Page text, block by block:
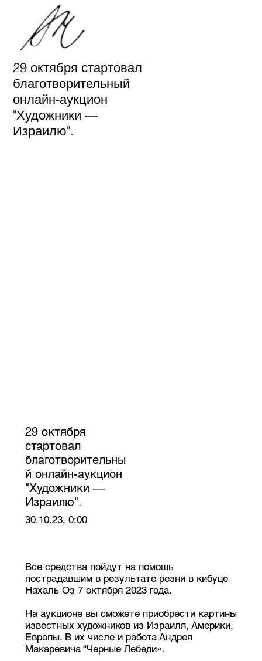
29 октября стартовал
благотворительный
онлайн-аукцион
"Художники —
Израилю".
29 октября
стартовал
благотворительны
й онлайн-аукцион
"Художники —
Израилю".
30.10.23, 0:00
Все средства пойдут на помощь
пострадавшим в результате резни в кибуце
Нахаль Оз 7 октября 2023 года.
На аукционе вы сможете приобрести картины
известных художников из Израиля, Америки,
Европы. В их числе и работа Андрея
Макаревича “Черные Лебеди».